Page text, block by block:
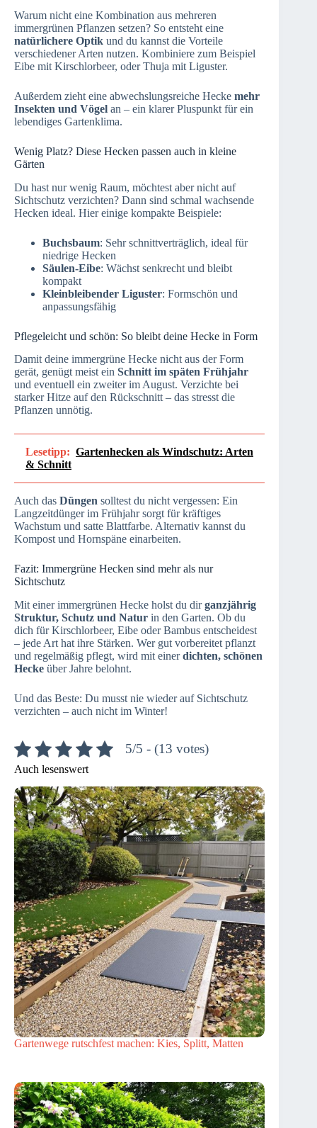
Warum nicht eine Kombination aus mehreren
immergrünen Pflanzen setzen? So entsteht eine
natürlichere Optik und du kannst die Vorteile
verschiedener Arten nutzen. Kombiniere zum Beispiel
Eibe mit Kirschlorbeer, oder Thuja mit Liguster.
Außerdem zieht eine abwechslungsreiche Hecke mehr
Insekten und Vögel an – ein klarer Pluspunkt für ein
lebendiges Gartenklima.
Wenig Platz? Diese Hecken passen auch in kleine
Gärten
Du hast nur wenig Raum, möchtest aber nicht auf
Sichtschutz verzichten? Dann sind schmal wachsende
Hecken ideal. Hier einige kompakte Beispiele:
Buchsbaum: Sehr schnittverträglich, ideal für
niedrige Hecken
Säulen-Eibe: Wächst senkrecht und bleibt
kompakt
Kleinbleibender Liguster: Formschön und
anpassungsfähig
Pflegeleicht und schön: So bleibt deine Hecke in Form
Damit deine immergrüne Hecke nicht aus der Form
gerät, genügt meist ein Schnitt im späten Frühjahr
und eventuell ein zweiter im August. Verzichte bei
starker Hitze auf den Rückschnitt – das stresst die
Pflanzen unnötig.
Lesetipp: Gartenhecken als Windschutz: Arten
& Schnitt
Auch das Düngen solltest du nicht vergessen: Ein
Langzeitdünger im Frühjahr sorgt für kräftiges
Wachstum und satte Blattfarbe. Alternativ kannst du
Kompost und Hornspäne einarbeiten.
Fazit: Immergrüne Hecken sind mehr als nur
Sichtschutz
Mit einer immergrünen Hecke holst du dirganzjährig
Struktur, Schutz und Natur in den Garten. Ob du
dich für Kirschlorbeer, Eibe oder Bambus entscheidest
– jede Art hat ihre Stärken. Wer gut vorbereitet pflanzt
und regelmäßig pflegt, wird mit einerdichten, schönen
Hecke über Jahre belohnt.
Und das Beste: Du musst nie wieder auf Sichtschutz
verzichten – auch nicht im Winter!
5/5 - (13 votes)
Auch lesenswert
Gartenwege rutschfest machen: Kies, Splitt, Matten